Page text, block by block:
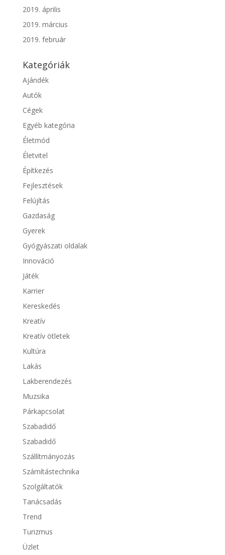
2019. április
2019. március
2019. február
Kategóriák
Ajándék
Autók
Cégek
Egyéb kategória
Életmód
Életvitel
Építkezés
Fejlesztések
Felújítás
Gazdaság
Gyerek
Gyógyászati oldalak
Innováció
Játék
Karrier
Kereskedés
Kreatív
Kreatív ötletek
Kultúra
Lakás
Lakberendezés
Muzsika
Párkapcsolat
Szabadidő
Szabadidő
Szállítmányozás
Számítástechnika
Szolgáltatók
Tanácsadás
Trend
Turizmus
Üzlet